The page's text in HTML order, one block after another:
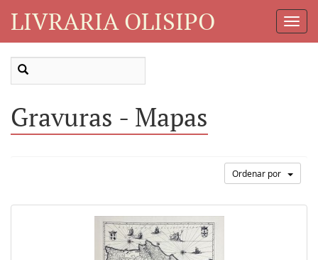
LIVRARIA OLISIPO
Gravuras - Mapas
Ordenar por